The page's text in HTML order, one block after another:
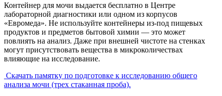
Контейнер для мочи выдается бесплатно в Центре
лабораторной диагностики или одном из корпусов
«Евромеда». Не используйте контейнеры из-под пищевых
продуктов и предметов бытовой химии — это может
повлиять на анализ. Даже при внешней чистоте на стенках
могут присутствовать вещества в микроколичествах
влияющие на исследование.
Скачать памятку по подготовке к исследованию общего
анализа мочи (трех стаканная проба).